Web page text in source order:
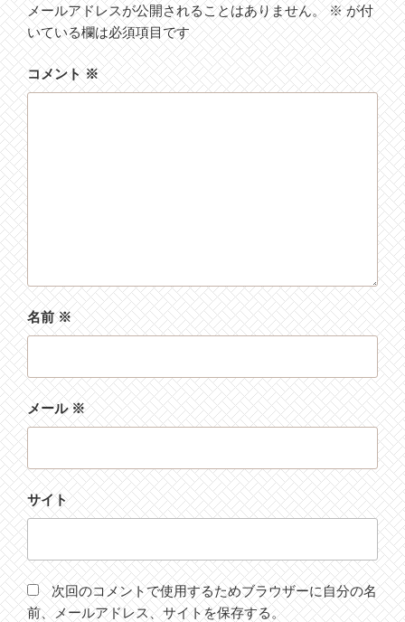
メールアドレスが公開されることはありません。 ※が付
いている欄は必須項目です
コメント※
名前※
メール※
サイト
次回のコメントで使用するためブラウザーに自分の名
前、メールアドレス、サイトを保存する。